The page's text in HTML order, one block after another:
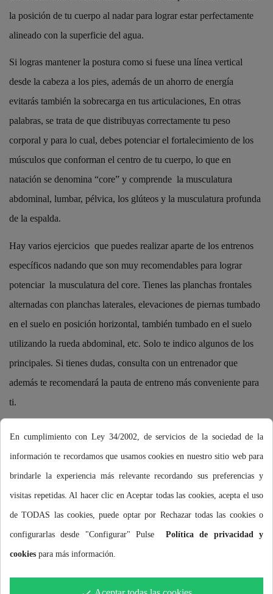
la posición de tu cuerpo al nadar para lograr estar perfectamente
alineado con la superficie del agua.
Si logras mantener la postura como si fuese una línea vertical
desde la cabeza a los pies, además de un ahorro de energía
evitarás también la sobrecarga en tus articulaciones, En otras
palabras, se trata de que distribuyas correctamente tu peso
corporal y para lo cual, debes potenciar el fortalecimiento de los
músculos que conforman el centro de tu cuerpo, lo que en
natación se denomina “core” y comprende la musculatura
abdominal, lumbar, pélvica, los glúteos y la musculatura profunda
de la espalda.
Hay varios ejercicios que puedes realizar aparte de los entrenos
específicos nadando que son muy recomendables para lograr
potenciar la musculatura del core. Tienes las planchas frontales
alternadas con planchas laterales, elevaciones de piernas tumbado
en el suelo en posición horizontal, también tumbado en el suelo
utilizando la rueda abdominal, etc. Solo te indico algunos de los
principales. Si tienes dudas, consulta con un entrenador que
además te recomendará la pauta de entreno más conveniente para
ti.
Es una excelente herramienta adecuada para cualquier nivel de
En cumplimiento con Ley 34/2002, de servicios de la sociedad de la
información te recordamos que usamos cookies en nuestro sitio web para
brindarle la experiencia más relevante recordando sus preferencias y
visitas repetidas. Al hacer clic en Aceptar todas las cookies, acepta el uso
de TODAS las cookies, puede optar por Rechazar todas las cookies o
configurarlas desde "Configurar" Pulse Política de privacidad y
cookies para más información.